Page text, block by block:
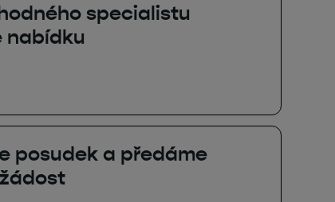
specialistu
nabídku
posudek a předáme